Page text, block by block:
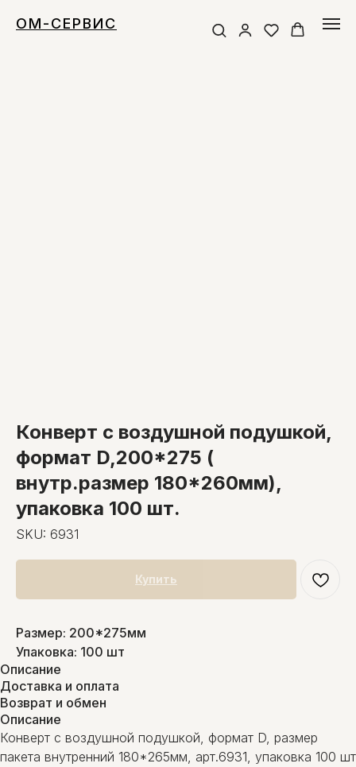
ОМ-СЕРВИС
Конверт с воздушной подушкой,
формат D,200*275 (
внутр.размер 180*260мм),
упаковка 100 шт.
SKU: 6931
Купить
Размер: 200*275мм
Упаковка: 100 шт
Описание
Доставка и оплата
Возврат и обмен
Описание
Конверт с воздушной подушкой, формат D, размер
пакета внутренний 180*265мм, арт.6931, упаковка 100 шт